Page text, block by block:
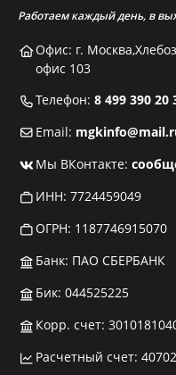
Работаем каждый день, в
Офис: г.
офис 103
Телефон: 8 499 390 20
Email:
Мы ВКонтакте:
ИНН: 7724459049
ОГРН: 1187746915070
Банк: ПАО СБЕРБАНК
Бик: 044525225
Корр. счет:
Расчетный счет: